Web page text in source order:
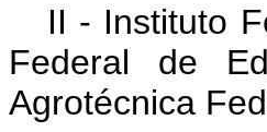
II - Instituto
Federal de
Agrotécnica